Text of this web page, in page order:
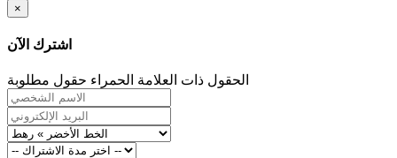
×
اشترك الآن
الحقول ذات العلامة الحمراء حقول مطلوبة